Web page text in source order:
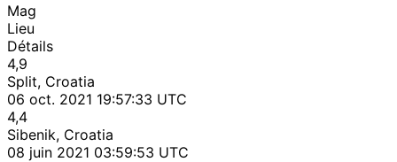
Mag
Lieu
Détails
4,9
Split, Croatia
06 oct. 2021 19:57:33 UTC
4,4
Sibenik, Croatia
08 juin 2021 03:59:53 UTC